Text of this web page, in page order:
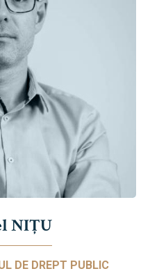
NIŢU
DE DREPT PUBLIC